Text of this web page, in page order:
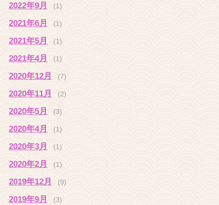
2022年9月 (1)
2021年6月 (1)
2021年5月 (1)
2021年4月 (1)
2020年12月 (7)
2020年11月 (2)
2020年5月 (3)
2020年4月 (1)
2020年3月 (1)
2020年2月 (1)
2019年12月 (9)
2019年9月 (3)